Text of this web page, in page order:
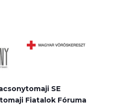
SE
Fiatalok Fóruma